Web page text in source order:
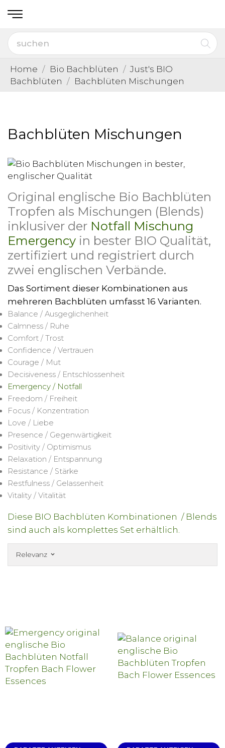
Home Bio Bachblüten
Just's BIO
Bachblüten
Bachblüten Mischungen
Bachblüten Mischungen
Original englische Bio Bachblüten
Tropfen als Mischungen (Blends)
inklusiver der Notfall Mischung
Emergency in bester BIO Qualität,
zertifiziert und registriert durch
zwei englischen Verbände.
Das Sortiment dieser Kombinationen aus
mehreren Bachblüten umfasst 16 Varianten.
Balance / Ausgeglichenheit
Calmness / Ruhe
Comfort / Trost
Confidence / Vertrauen
Courage / Mut
Decisiveness / Entschlossenheit
Emergency / Notfall
Freedom / Freiheit
Focus / Konzentration
Love / Liebe
Presence / Gegenwärtigkeit
Positivity / Optimismus
Relaxation / Entspannung
Resistance / Stärke
Restfulness / Gelassenheit
Vitality / Vitalität
Diese BIO Bachblüten Kombinationen / Blends
sind auch als komplettes Set erhältlich.
Relevanz keyboard_arrow_down